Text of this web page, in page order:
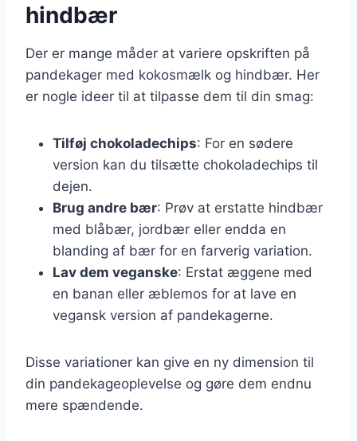
hindbær
Der er mange måder at variere opskriften på
pandekager med kokosmælk og hindbær. Her
er nogle ideer til at tilpasse dem til din smag:
Tilføj chokoladechips: For en sødere
version kan du tilsætte chokoladechips til
dejen.
Brug andre bær: Prøv at erstatte hindbær
med blåbær, jordbær eller endda en
blanding af bær for en farverig variation.
Lav dem veganske: Erstat æggene med
en banan eller æblemos for at lave en
vegansk version af pandekagerne.
Disse variationer kan give en ny dimension til
din pandekageoplevelse og gøre dem endnu
mere spændende.